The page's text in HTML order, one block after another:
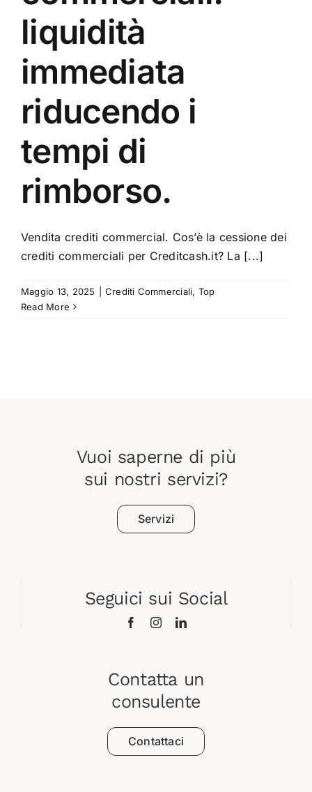
liquidità
immediata
riducendo i
tempi di
rimborso.
Vendita crediti commercial. Cos’è la cessione dei
crediti commerciali per Creditcash.it? La [...]
Maggio 13, 2025 Crediti Commerciali, Top
Read More
Vuoi saperne di più
sui nostri servizi?
Servizi
Seguici sui Social
Contatta un
consulente
Contattaci